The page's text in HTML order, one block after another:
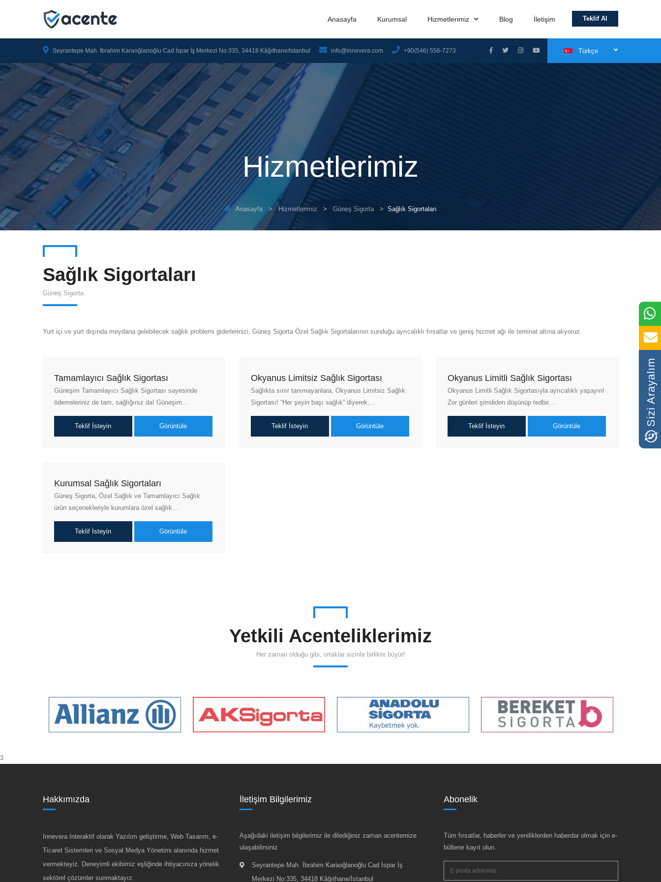
Teklif Al
Anasayfa Kurumsal Hizmetlerimiz Blog İletişim
Seyrantepe Mah. İbrahim Karaoğlanoğlu Cad İspar İş Merkezi No:335, 34418 Kâğıthane/İstanbul info@innevera.com +90(546) 556-7273 Türkçe
Hizmetlerimiz
Anasayfa Hizmetlerimiz Güneş Sigorta Sağlık Sigortaları
Sağlık Sigortaları
Güneş Sigorta
Yurt içi ve yurt dışında meydana gelebilecek sağlık problemi giderlerinizi, Güneş Sigorta Özel Sağlık Sigortalarının sunduğu ayrıcalıklı fırsatlar ve geniş hizmet ağı ile teminat altına alıyoruz.
Tamamlayıcı Sağlık Sigortası
Güneşim Tamamlayıcı Sağlık Sigortası sayesinde
ödemeleriniz de tam, sağlığınız da! Güneşim…
Teklif İsteyin Görüntüle
Okyanus Limitsiz Sağlık Sigortası
Sağlıkta sınır tanımayanlara, Okyanus Limitsiz Sağlık
Sigortası! “Her şeyin başı sağlık” diyerek,…
Teklif İsteyin Görüntüle
Okyanus Limitli Sağlık Sigortası
Okyanus Limitli Sağlık Sigortasıyla ayrıcalıklı yaşayın!
Zor günleri şimdiden düşünüp tedbir…
Teklif İsteyin Görüntüle
Kurumsal Sağlık Sigortaları
Güneş Sigorta, Özel Sağlık ve Tamamlayıcı Sağlık
ürün seçenekleriyle kurumlara özel sağlık…
Teklif İsteyin Görüntüle
Yetkili Acenteliklerimiz
Her zaman olduğu gibi, ortaklar sizinle birlikte büyür!
3
Sizi Arayalım
Hakkımızda
Innevera Interaktif olarak Yazılım geliştirme, Web Tasarım, e-
Ticaret Sistemleri ve Sosyal Medya Yönetimi alanında hizmet
vermekteyiz. Deneyimli ekibimiz eşliğinde ihtiyacınıza yönelik
sektörel çözümler sunmaktayız.
İletişim Bilgilerimiz
Aşağıdaki iletişim bilgilerimiz ile dilediğiniz zaman acentemize
ulaşabilirsiniz
Seyrantepe Mah. İbrahim Karaoğlanoğlu Cad İspar İş
Merkezi No:335, 34418 Kâğıthane/İstanbul
Abonelik
Tüm fırsatlar, haberler ve yeniliklerden haberdar olmak için e-
bültene kayıt olun.